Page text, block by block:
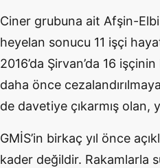
Ciner grubuna ait Afşin-
heyelan sonucu 11 işçi
2016’da Şirvan’da 16
daha önce
de davetiye çıkarmış
GMİS’in birkaç yıl önce
kader değildir. Rakamlarla